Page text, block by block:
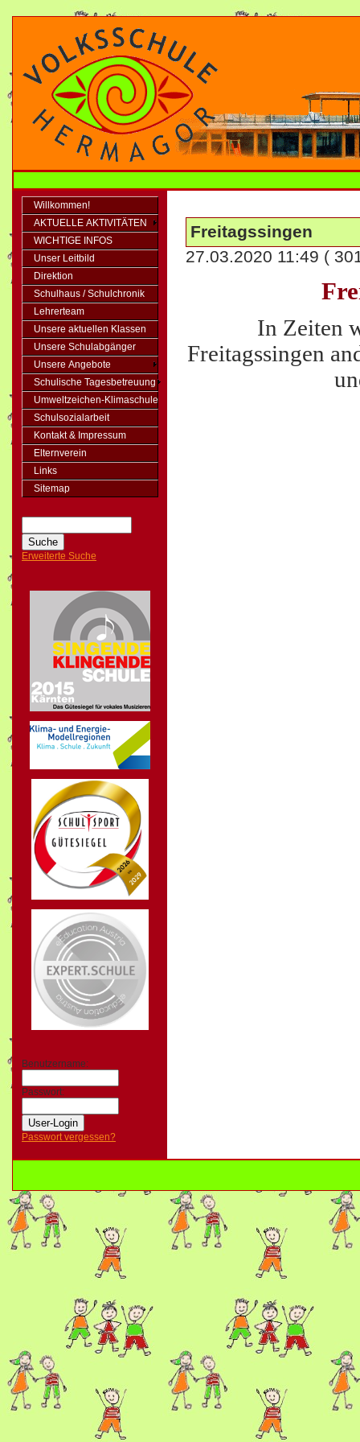
Willkommen!
AKTUELLE AKTIVITÄTEN
WICHTIGE INFOS
Unser Leitbild
Direktion
Schulhaus / Schulchronik
Lehrerteam
Unsere aktuellen Klassen
Unsere Schulabgänger
Unsere Angebote
Schulische Tagesbetreuung
Umweltzeichen-Klimaschule
Schulsozialarbeit
Kontakt & Impressum
Elternverein
Links
Sitemap
Erweiterte Suche
Benutzername:
Passwort:
Passwort vergessen?
Freitagssingen
27.03.2020 11:49 (
In Zeiten
Freitagssingen